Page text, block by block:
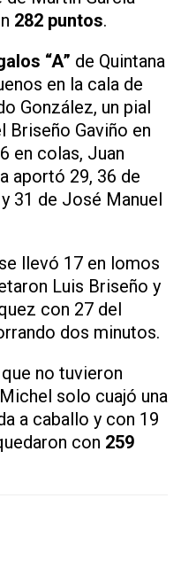
282 puntos.
“A” de Quintana
en la cala de
González, un pial
Briseño Gaviño en
en colas, Juan
aportó 29, 36 de
31 de José Manuel
llevó 17 en lomos
Luis Briseño y
con 27 del
dos minutos.
no tuvieron
solo cuajó una
a caballo y con 19
con 259